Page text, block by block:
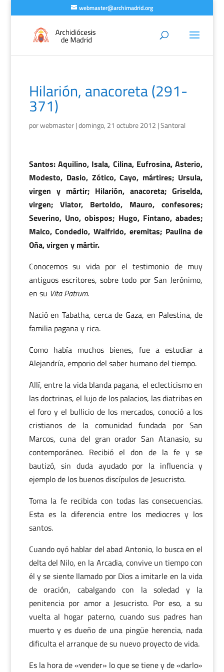
webmaster@archimadrid.org
Hilarión, anacoreta (291-
371)
porwebmaster|domingo, 21 octubre 2012 |Santoral
Santos: Aquilino, Isala, Cilina, Eufrosina, Asterio,
Modesto, Dasio, Zótico, Cayo, mártires; Ursula,
virgen y mártir; Hilarión, anacoreta; Griselda,
virgen; Viator, Bertoldo, Mauro, confesores;
Severino, Uno, obispos; Hugo, Fintano, abades;
Malco, Condedio, Walfrido, eremitas; Paulina de
Oña, virgen y mártir.
Conocemos su vida por el testimonio de muy
antiguos escritores, sobre todo por San Jerónimo,
en su Vita Patrum.
Nació en Tabatha, cerca de Gaza, en Palestina, de
familia pagana y rica.
Como había muchos bienes, fue a estudiar a
Alejandría, emporio del saber humano del tiempo.
Allí, entre la vida blanda pagana, el eclecticismo en
las doctrinas, el lujo de los palacios, las diatribas en
el foro y el bullicio de los mercados, conoció a los
cristianos de la comunidad fundada por San
Marcos, cuna del gran orador San Atanasio, su
contemporáneo. Recibió el don de la fe y se
bautizó, sin duda ayudado por la influencia y
ejemplo de los buenos discípulos de Jesucristo.
Toma la fe recibida con todas las consecuencias.
Esta es la diferencia entre los mediocres y los
santos.
Cuando oyó hablar del abad Antonio, lo busca en el
delta del Nilo, en la Arcadia, convive un tiempo con
él y se siente llamado por Dios a imitarle en la vida
de oración, cabalgando con la soledad y la
penitencia por amor a Jesucristo. Por eso, a su
vuelta al hogar paterno, cuando sus padres han
muerto y es dueño de una pingüe herencia, nada
dificulta el arranque de su nuevo proyecto de vida.
Es la hora de «vender» lo que se tiene y de «darlo»